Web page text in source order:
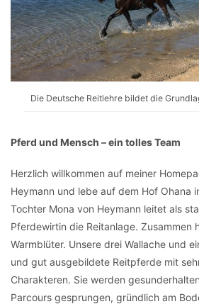
Die Deutsche Reitlehre bildet die
Pferd und Mensch – ein tolles Team
Herzlich willkommen auf meiner
Heymann und lebe auf dem Hof Ohana
Tochter Mona von Heymann leitet als
Pferdewirtin die Reitanlage. Zusammen
Warmblüter. Unsere drei Wallache und
und gut ausgebildete Reitpferde mit
Charakteren. Sie werden
Parcours gesprungen, gründlich am